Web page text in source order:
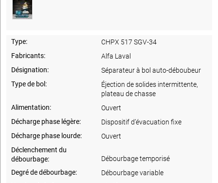
Type:
CHPX 517 SGV-34
Fabricants:
Alfa Laval
Désignation:
Séparateur à bol auto-déboubeur
Type de bol:
Éjection de solides intermittente,
plateau de chasse
Alimentation:
Ouvert
Décharge phase légère:
Dispositif d’évacuation fixe
Décharge phase lourde:
Ouvert
Déclenchement du
débourbage:
Débourbage temporisé
Degré de débourbage:
Débourbage variable